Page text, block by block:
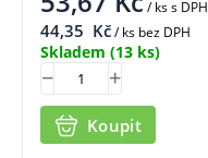
/ kss DPH
44,35 Kč/ ks bez DPH
Skladem (13 ks)
Koupit